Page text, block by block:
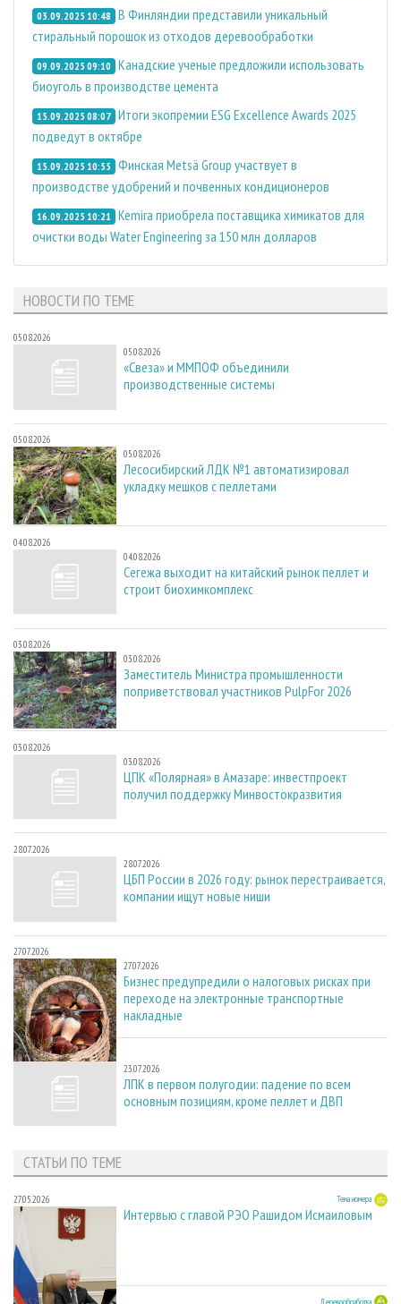
03.09.2025 10:48 В Финляндии представили уникальный
стиральный порошок из отходов деревообработки
09.09.2025 09:10 Канадские ученые предложили использовать
биоуголь в производстве цемента
15.09.2025 08:07 Итоги экопремии ESG Excellence Awards 2025
подведут в октябре
15.09.2025 10:55 Финская Metsä Group участвует в
производстве удобрений и почвенных кондиционеров
16.09.2025 10:21 Kemira приобрела поставщика химикатов для
очистки воды Water Engineering за 150 млн долларов
НОВОСТИ ПО ТЕМЕ
05.08.2026
05.08.2026
«Свеза» и ММПОФ объединили
производственные системы
05.08.2026
05.08.2026
Лесосибирский ЛДК №1 автоматизировал
укладку мешков с пеллетами
04.08.2026
04.08.2026
Сегежа выходит на китайский рынок пеллет и
строит биохимкомплекс
03.08.2026
03.08.2026
Заместитель Министра промышленности
поприветствовал участников PulpFor 2026
03.08.2026
03.08.2026
ЦПК «Полярная» в Амазаре: инвестпроект
получил поддержку Минвостокразвития
28.07.2026
28.07.2026
ЦБП России в 2026 году: рынок перестраивается,
компании ищут новые ниши
27.07.2026
27.07.2026
Бизнес предупредили о налоговых рисках при
переходе на электронные транспортные
накладные
23.07.2026
23.07.2026
ЛПК в первом полугодии: падение по всем
основным позициям, кроме пеллет и ДВП
СТАТЬИ ПО ТЕМЕ
27.05.2026 Тема номера
Интервью с главой РЭО Рашидом Исмаиловым
Деревообработка